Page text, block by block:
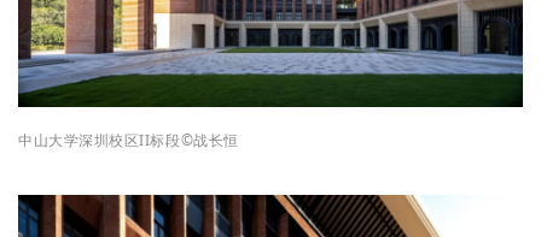
中山大学深圳校区II标段©战长恒